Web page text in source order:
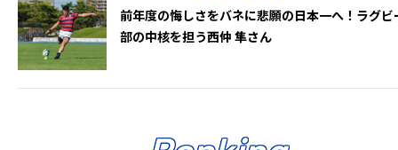
前年度の悔しさをバネに悲願の日本一へ！ラグビ
部の中核を担う西仲 隼さん